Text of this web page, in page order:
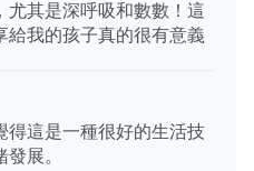
尤其是深呼吸和數數！這
給我的孩子真的很有意義
得這是一種很好的生活技
展。